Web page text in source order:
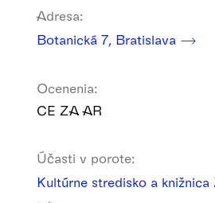
Adresa:
Botanická 7, Bratislava
Ocenenia:
CE ZA AR
Účasti v porote:
Kultúrne stredisko a